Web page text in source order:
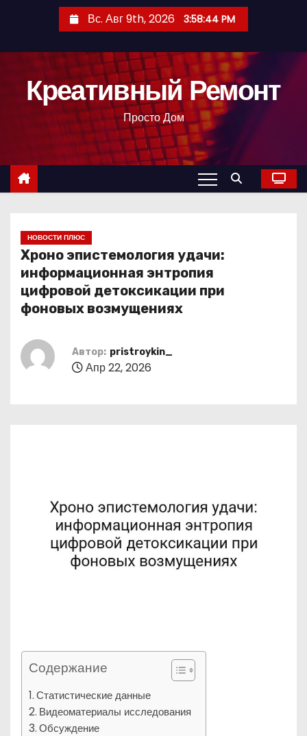
с
Вс. Авг 9th, 2026 3:58:45 PM
Креативный Ремонт
Просто Дом
НОВОСТИ ПЛЮС
Хроно эпистемология удачи:
информационная энтропия
цифровой детоксикации при
фоновых возмущениях
Автор: pristroykin_
Апр 22, 2026
Содержание
Статистические данные
Видеоматериалы исследования
Обсуждение